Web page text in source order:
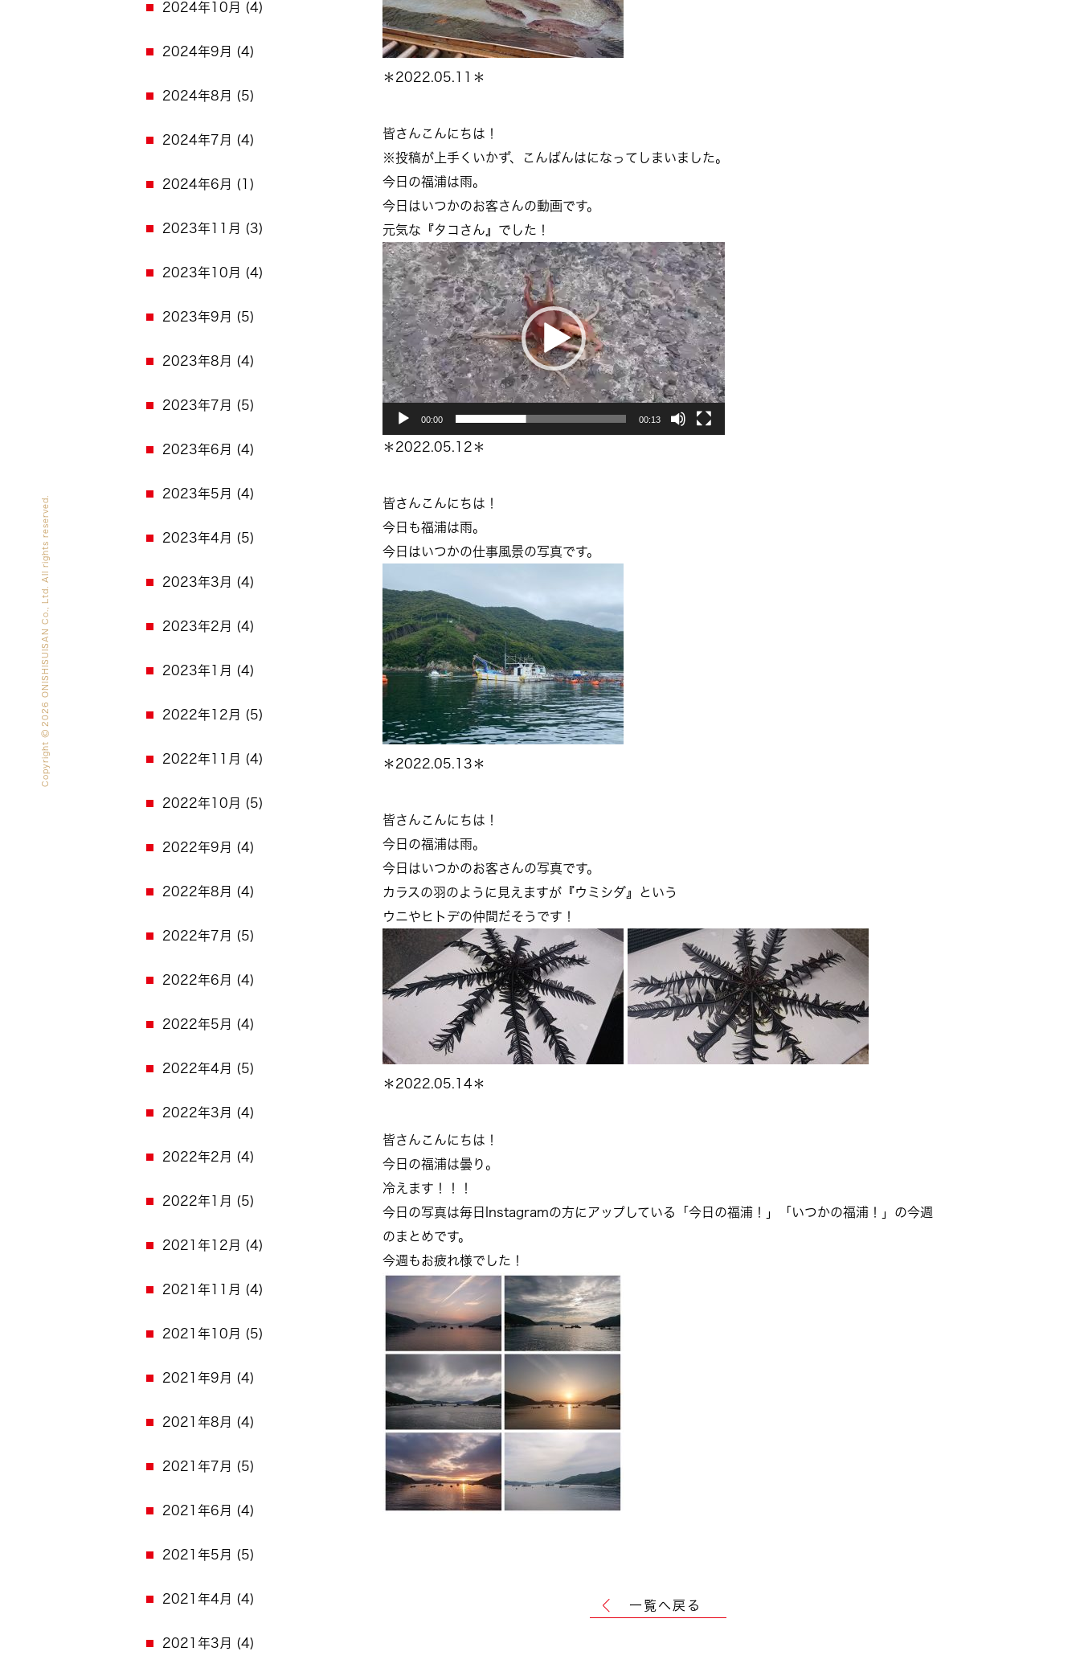
＊2022.05.11＊
皆さんこんにちは！
※投稿が上手くいかず、こんばんはになってしまいました。
今日の福浦は雨。
今日はいつかのお客さんの動画です。
元気な『タコさん』でした！
動
画
プ
レ
ー
ヤ
ー
00:00 00:13
＊2022.05.12＊
皆さんこんにちは！
今日も福浦は雨。
今日はいつかの仕事風景の写真です。
＊2022.05.13＊
皆さんこんにちは！
今日の福浦は雨。
今日はいつかのお客さんの写真です。
カラスの羽のように見えますが『ウミシダ』という
ウニやヒトデの仲間だそうです！
＊2022.05.14＊
皆さんこんにちは！
今日の福浦は曇り。
冷えます！！！
今日の写真は毎日Instagramの方にアップしている「今日の福浦！」「いつかの福浦！」の今週
のまとめです。
今週もお疲れ様でした！
一覧へ戻る
2024年10月 (4)
2024年9月 (4)
2024年8月 (5)
2024年7月 (4)
2024年6月 (1)
2023年11月 (3)
2023年10月 (4)
2023年9月 (5)
2023年8月 (4)
2023年7月 (5)
2023年6月 (4)
2023年5月 (4)
2023年4月 (5)
2023年3月 (4)
2023年2月 (4)
2023年1月 (4)
2022年12月 (5)
2022年11月 (4)
2022年10月 (5)
2022年9月 (4)
2022年8月 (4)
2022年7月 (5)
2022年6月 (4)
2022年5月 (4)
2022年4月 (5)
2022年3月 (4)
2022年2月 (4)
2022年1月 (5)
2021年12月 (4)
2021年11月 (4)
2021年10月 (5)
2021年9月 (4)
2021年8月 (4)
2021年7月 (5)
2021年6月 (4)
2021年5月 (5)
2021年4月 (4)
2021年3月 (4)
Copyright
2026 ONISHISUISAN Co., Ltd. All rights reserved.